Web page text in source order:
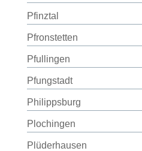
Pfinztal
Pfronstetten
Pfullingen
Pfungstadt
Philippsburg
Plochingen
Plüderhausen